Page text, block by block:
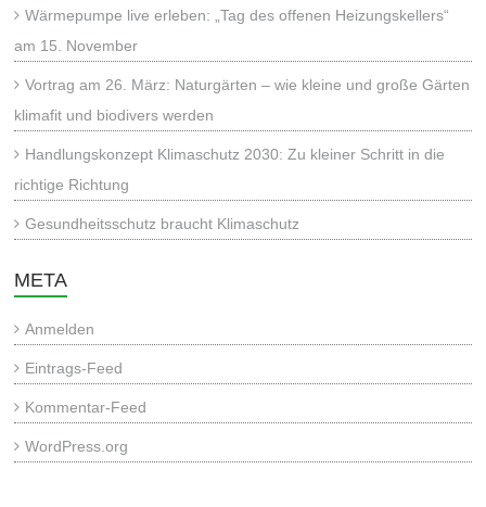
Wärmepumpe live erleben: „Tag des offenen Heizungskellers“
am 15. November
Vortrag am 26. März: Naturgärten – wie kleine und große Gärten
klimafit und biodivers werden
Handlungskonzept Klimaschutz 2030: Zu kleiner Schritt in die
richtige Richtung
Gesundheitsschutz braucht Klimaschutz
META
Anmelden
Eintrags-Feed
Kommentar-Feed
WordPress.org